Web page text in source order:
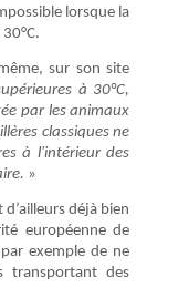
lorsque la
sur son site
à 30°C,
par les animaux
classiques ne
à l'intérieur des
»
déjà bien
européenne de
exemple de ne
transportant des